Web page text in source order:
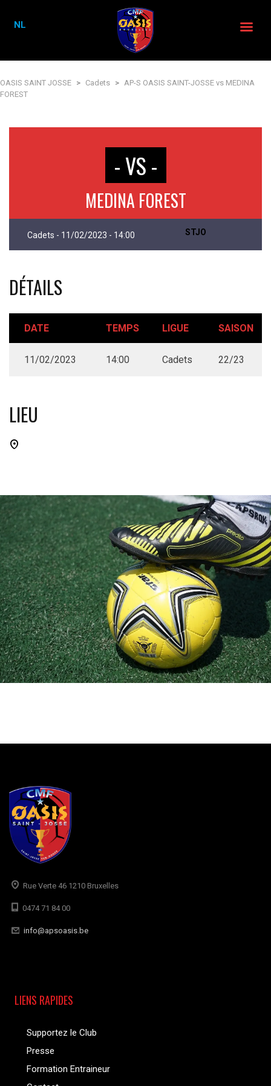
OASIS SAINT JOSSE > Cadets > AP-S OASIS SAINT-JOSSE vs MEDINA
FOREST
- VS -
MEDINA FOREST
Cadets - 11/02/2023 - 14:00 STJO
DÉTAILS
DATE TEMPS LIGUE SAISON
11/02/2023 14:00 Cadets 22/23
LIEU
Rue Verte 46 1210 Bruxelles
0474 71 84 00
info@apsoasis.be
LIENS RAPIDES
Supportez le Club
Presse
Formation Entraineur
NL